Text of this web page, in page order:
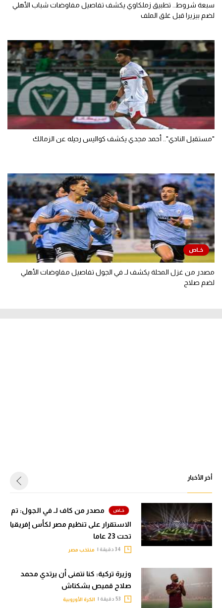
سبعة شروط.. تطبيق زملكاوي يكشف تفاصيل مفاوضات شباب الأهلي
لضم بيزيرا قبل غلق الملف
"مستقبل النادي".. أحمد مجدي يكشف كواليس رحيله عن الزمالك
مصدر من غزل المحلة يكشف لـ في الجول تفاصيل مفاوضات الأهلي
لضم صلاح
أخر الأخبار
مصدر من كاف لـ في الجول: تم
الاستقرار على تنظيم مصر لكأس إفريقيا
تحت 23 عاما
منتخب مصر
وزيرة تركية: كنا نتمنى أن يرتدي محمد
صلاح قميص بشكتاش
الكرة الأوروبية